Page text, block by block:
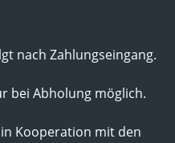
nach Zahlungseingang.
bei Abholung möglich.
Kooperation mit den